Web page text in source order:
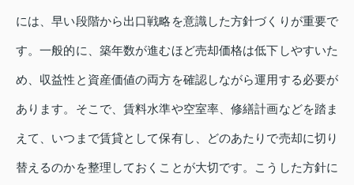
には、早い段階から出口戦略を意識した方針づくりが重要で
す。一般的に、築年数が進むほど売却価格は低下しやすいた
め、収益性と資産価値の両方を確認しながら運用する必要が
あります。そこで、賃料水準や空室率、修繕計画などを踏ま
えて、いつまで賃貸として保有し、どのあたりで売却に切り
替えるのかを整理しておくことが大切です。こうした方針に